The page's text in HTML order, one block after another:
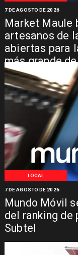
Market Maule
artesanos de
abiertas para
más grande
7 DE AGOSTO DE 2026
LOCAL
Mundo Móvil
del ranking
Subtel
7 DE AGOSTO DE 2026